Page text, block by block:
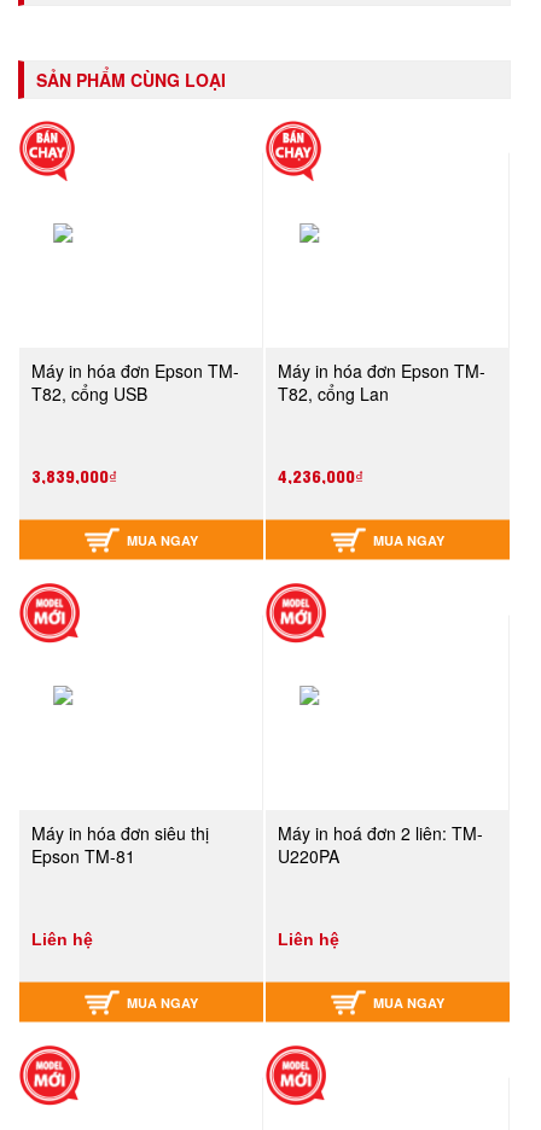
SẢN PHẨM CÙNG LOẠI
Máy in hóa đơn Epson TM-
T82, cổng USB
3,839,000₫
MUA NGAY
Máy in hóa đơn Epson TM-
T82, cổng Lan
4,236,000₫
MUA NGAY
Máy in hóa đơn siêu thị
Epson TM-81
Liên hệ
MUA NGAY
Máy in hoá đơn 2 liên: TM-
U220PA
Liên hệ
MUA NGAY